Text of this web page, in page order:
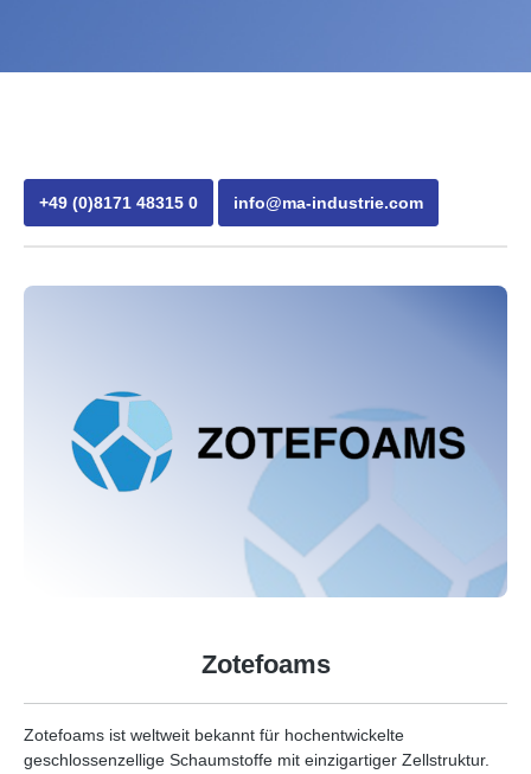
+49 (0)8171 48315 0 info@ma-industrie.com
Zotefoams
Zotefoams ist weltweit bekannt für hochentwickelte
geschlossenzellige Schaumstoffe mit einzigartiger Zellstruktur.